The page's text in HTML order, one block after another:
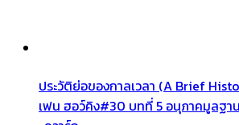
ประวัติย่อของกาลเวลา (A Brief
เฟน ฮอว์คิง#30 บทที่ 5 อนุภาคมูลฐา